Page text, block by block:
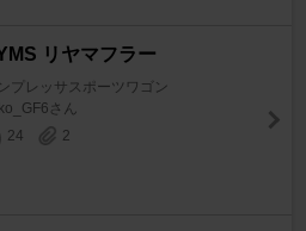
リヤマフラー
プレッサスポーツワゴン
さん
24
2